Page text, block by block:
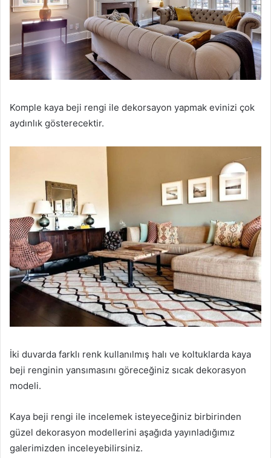
Komple kaya beji rengi ile dekorsayon yapmak evinizi çok
aydınlık gösterecektir.
İki duvarda farklı renk kullanılmış halı ve koltuklarda kaya
beji renginin yansımasını göreceğiniz sıcak dekorasyon
modeli.
Kaya beji rengi ile incelemek isteyeceğiniz birbirinden
güzel dekorasyon modellerini aşağıda yayınladığımız
galerimizden inceleyebilirsiniz.